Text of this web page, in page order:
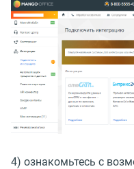
4) ознакомьтесь с